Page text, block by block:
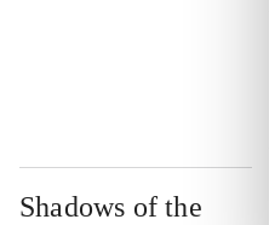
Shadows of the